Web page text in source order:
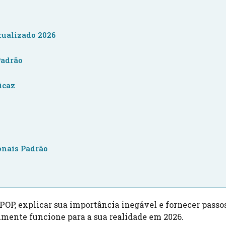
2026
Padrão
explicar sua importância inegável e fornecer
funcione para a sua realidade em 2026.